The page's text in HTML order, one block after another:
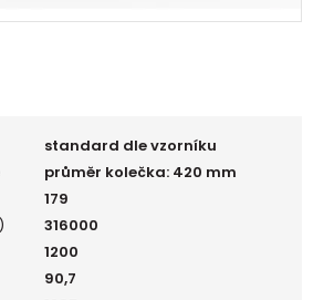
standard dle vzorníku
průměr kolečka: 420 mm
179
316000
1200
90,7